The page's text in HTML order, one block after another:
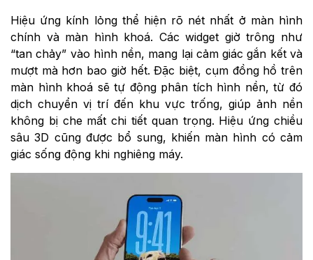
Hiệu ứng kính lỏng thể hiện rõ nét nhất ở màn hình
chính và màn hình khoá. Các widget giờ trông như
“tan chảy” vào hình nền, mang lại cảm giác gắn kết và
mượt mà hơn bao giờ hết. Đặc biệt, cụm đồng hồ trên
màn hình khoá sẽ tự động phân tích hình nền, từ đó
dịch chuyển vị trí đến khu vực trống, giúp ảnh nền
không bị che mất chi tiết quan trọng. Hiệu ứng chiều
sâu 3D cũng được bổ sung, khiến màn hình có cảm
giác sống động khi nghiêng máy.